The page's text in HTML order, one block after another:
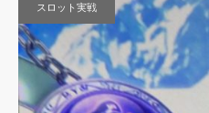
スロット実戦